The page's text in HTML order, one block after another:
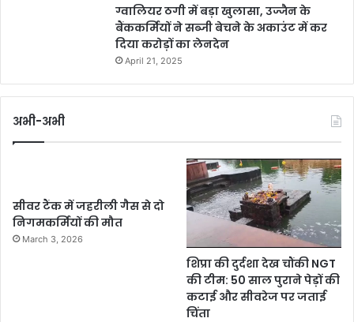
ग्वालियर ठगी में बड़ा खुलासा, उज्जैन के
बैंककर्मियों ने सब्जी बेचने के अकाउंट में कर
दिया करोड़ों का लेनदेन
April 21, 2025
अभी-अभी
सीवर टैंक में जहरीली गैस से दो
निगमकर्मियों की मौत
March 3, 2026
शिप्रा की दुर्दशा देख चौंकी NGT
की टीम: 50 साल पुराने पेड़ों की
कटाई और सीवरेज पर जताई
चिंता